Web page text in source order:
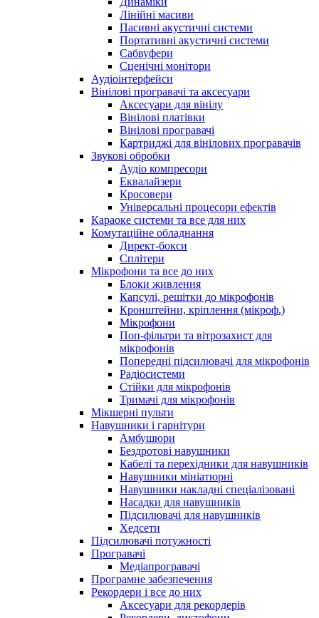
Лінійні масиви
Пасивні акустичні системи
Портативні акустичні системи
Сабвуфери
Сценічні монітори
Аудіоінтерфейси
Вінілові програвачі та аксесуари
Аксесуари для вінілу
Вінілові платівки
Вінілові програвачі
Картриджі для вінілових програвачів
Звукові обробки
Аудіо компресори
Еквалайзери
Кросовери
Універсальні процесори ефектів
Караоке системи та все для них
Комутаційне обладнання
Директ-бокси
Сплітери
Мікрофони та все до них
Блоки живлення
Капсулі, решітки до мікрофонів
Кронштейни, кріплення (мікроф.)
Мікрофони
Поп-фільтри та вітрозахист для
мікрофонів
Попередні підсилювачі для мікрофонів
Радіосистеми
Стійки для мікрофонів
Тримачі для мікрофонів
Мікшерні пульти
Навушники і гарнітури
Амбушюри
Бездротові навушники
Кабелі та перехідники для навушників
Навушники мініатюрні
Навушники накладні спеціалізовані
Насадки для навушників
Підсилювачі для навушників
Хедсети
Підсилювачі потужності
Програвачі
Медіапрогравачі
Програмне забезпечення
Рекордери і все до них
Аксесуари для рекордерів